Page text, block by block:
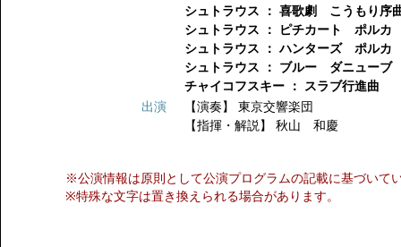
シュトラウス ： 喜歌劇 こうもり序
シュトラウス ： ピチカート ポルカ
シュトラウス ： ハンターズ ポルカ
シュトラウス ： ブルー ダニューブ
チャイコフスキー ： スラブ行進曲
出演
【演奏】東京交響楽団
【指揮・解説】秋山 和慶
※公演情報は原則として公演プログラムの記載に基づいて
※特殊な文字は置き換えられる場合があります。